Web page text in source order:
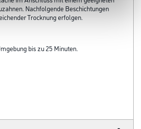
Nachfolgende Beschichtungen
Trocknung erfolgen.
bis zu 25 Minuten.